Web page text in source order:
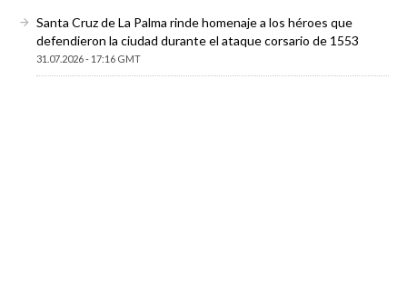
Santa Cruz de La Palma rinde homenaje a los héroes que
defendieron la ciudad durante el ataque corsario de 1553
31.07.2026 - 17:16 GMT